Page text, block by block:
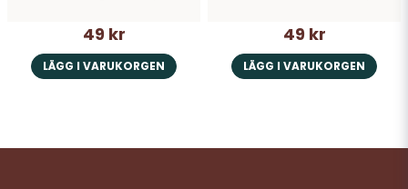
49 kr
LÄGG I VARUKORGEN
49 kr
LÄGG I VARUKORGEN